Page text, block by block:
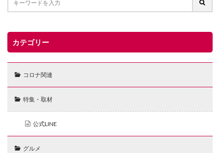
カテゴリー
コロナ関連
特集・取材
公式LINE
グルメ